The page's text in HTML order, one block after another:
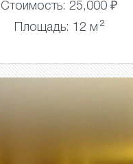
Стоимость: 25,000 ₽
Площадь: 12 м 2